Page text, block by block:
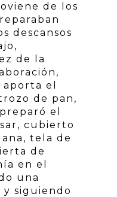
de los
descansos
de la
el
de pan,
el
cubierto
tela de
de
en el
una
y siguiendo